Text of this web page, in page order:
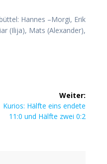
Han­nes –Mor­gi, Erik
(Ili­ja), Mats (Alex­an­der),
Weiter:
Nächster
Beitrag:
Kuri­os: Hälf­te eins ende­te
11:0 und Hälf­te zwei 0:2